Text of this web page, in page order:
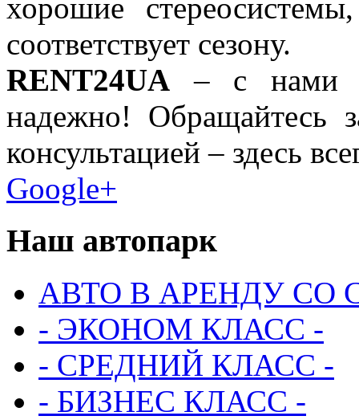
хорошие
соответствует сезону.
RENT24UA – с нами
надежно! Обращайтесь
консультацией – здесь
Google+
Наш автопарк
АВТО В АРЕНДУ СО
- ЭКОНОМ КЛАСС -
- СРЕДНИЙ КЛАСС -
- БИЗНЕС КЛАСС -